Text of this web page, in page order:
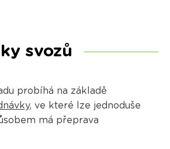
svozů
probíhá na základě
, ve které lze jednoduše
má přeprava